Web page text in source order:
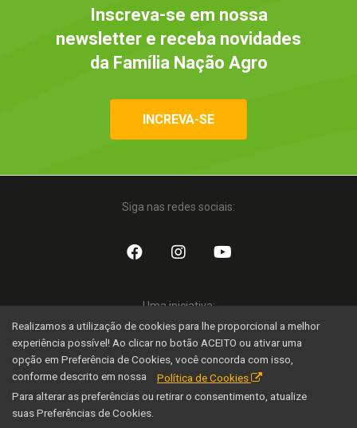
Inscreva-se em nossa
newsletter e receba novidades
da Família Nação Agro
INCREVA-SE
Siga nas redes sociais:
Uma iniciativa:
Realizamos a utilização de cookies para lhe proporcional a melhor
experiência possível! Ao clicar no botão ACEITO ou ativar uma
opção em Preferência de Cookies, você concorda com isso,
conforme descrito em nossa
Para alterar as preferências ou retirar o consentimento, atualize
suas Preferências de Cookies.
Política de Cookies